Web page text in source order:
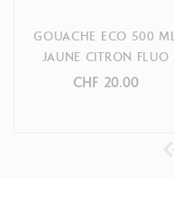
GOUACHE ECO 500 ML
JAUNE CITRON FLUO
CHF 20.00